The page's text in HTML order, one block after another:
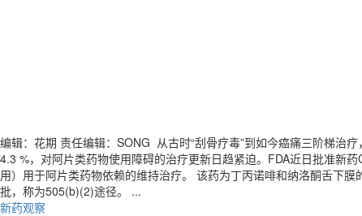
编辑：花期 责任编辑：SONG 从古时“刮骨疗毒”到如今癌痛三阶梯治
4.3 %，对阿片类药物使用障碍的治疗更新日趋紧迫。FDA近日批准新
用）用于阿片类药物依赖的维持治疗。 该药为丁丙诺啡和纳洛酮舌下
批，称为505(b)(2)途径。 ...
新药观察